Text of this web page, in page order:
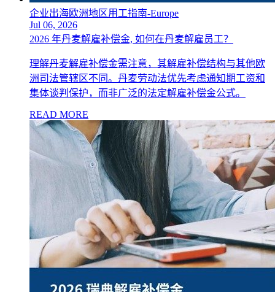
企业出海欧洲地区用工指南-Europe
Jul 06, 2026
2026 年丹麦解雇补偿金, 如何在丹麦解雇员工？
理解丹麦解雇补偿金需注意，其解雇补偿结构与其他欧
洲司法管辖区不同。丹麦劳动法优先考虑通知期工资和
集体谈判保护，而非广泛的法定解雇补偿金公式。
READ MORE